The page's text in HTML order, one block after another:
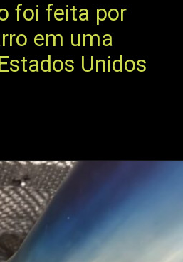
foi feita por
em uma
Unidos